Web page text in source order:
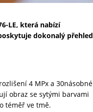
LE, která nabízí
dokonalý přehled
4 MPx a 30násobné
obraz se sytými barvami
téměř ve tmě.